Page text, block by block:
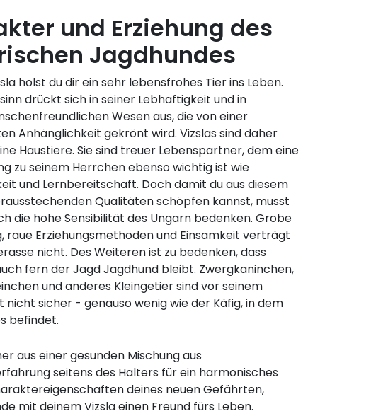
und Erziehung des
Jagdhundes
holst du dir ein sehr lebensfrohes Tier ins Leben.
drückt sich in seiner Lebhaftigkeit und in
Wesen aus, die von einer
Anhänglichkeit gekrönt wird. Vizslas sind daher
Haustiere. Sie sind treuer Lebenspartner, dem eine
zu seinem Herrchen ebenso wichtig ist wie
und Lernbereitschaft. Doch damit du aus diesem
Qualitäten schöpfen kannst, musst
die hohe Sensibilität des Ungarn bedenken. Grobe
raue Erziehungsmethoden und Einsamkeit verträgt
nicht. Des Weiteren ist zu bedenken, dass
fern der Jagd Jagdhund bleibt. Zwergkaninchen,
und anderes Kleingetier sind vor seinem
nicht sicher - genauso wenig wie der Käfig, in dem
befindet.
aus einer gesunden Mischung aus
seitens des Halters für ein harmonisches
deines neuen Gefährten,
mit deinem Vizsla einen Freund fürs Leben.